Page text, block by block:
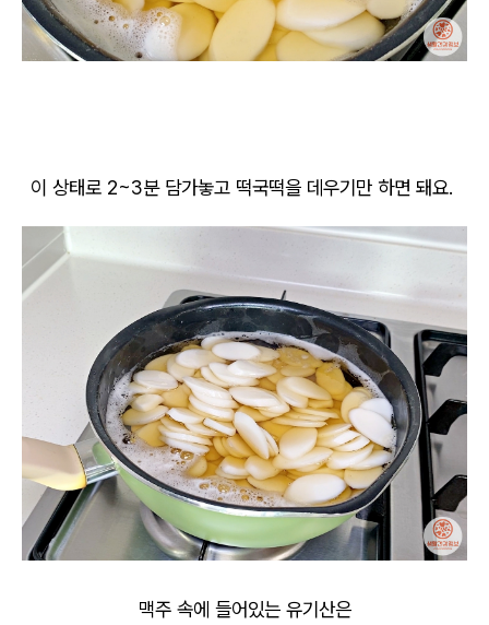
이 상태로 2~3분 담가놓고 떡국떡을 데우기만 하면 돼요.
맥주 속에 들어있는 유기산은